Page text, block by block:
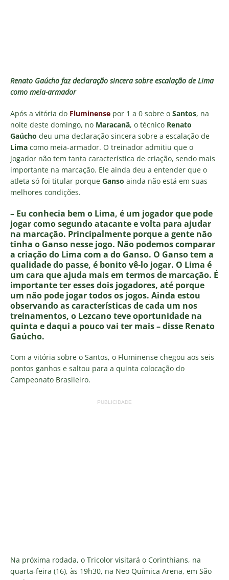
Renato Gaúcho faz declaração sincera sobre escalação de Lima
como meia-armador
Após a vitória do Fluminense por 1 a 0 sobre o Santos, na
noite deste domingo, no Maracanã, o técnico Renato
Gaúcho deu uma declaração sincera sobre a escalação de
Lima como meia-armador. O treinador admitiu que o
jogador não tem tanta característica de criação, sendo mais
importante na marcação. Ele ainda deu a entender que o
atleta só foi titular porque Ganso ainda não está em suas
melhores condições.
– Eu conhecia bem o Lima, é um jogador que pode
jogar como segundo atacante e volta para ajudar
na marcação. Principalmente porque a gente não
tinha o Ganso nesse jogo. Não podemos comparar
a criação do Lima com a do Ganso. O Ganso tem a
qualidade do passe, é bonito vê-lo jogar. O Lima é
um cara que ajuda mais em termos de marcação. É
importante ter esses dois jogadores, até porque
um não pode jogar todos os jogos. Ainda estou
observando as características de cada um nos
treinamentos, o Lezcano teve oportunidade na
quinta e daqui a pouco vai ter mais – disse Renato
Gaúcho.
Com a vitória sobre o Santos, o Fluminense chegou aos seis
pontos ganhos e saltou para a quinta colocação do
Campeonato Brasileiro.
PUBLICIDADE
Na próxima rodada, o Tricolor visitará o Corinthians, na
quarta-feira (16), às 19h30, na Neo Química Arena, em São